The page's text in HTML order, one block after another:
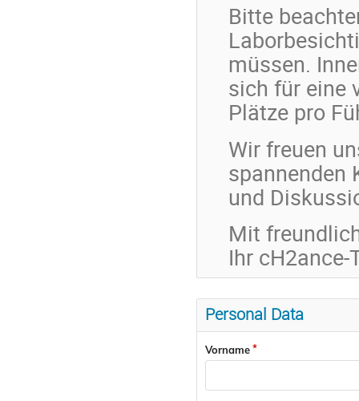
Bitte
müssen.
sich für eine
Plätze pro
Wir freuen
spannenden
und
Mit
Ihr cH2ance-
Personal Data
Vorname